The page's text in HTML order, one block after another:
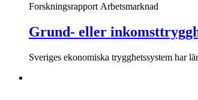
Forskningsrapport Arbetsmarknad
Grund- eller
Sveriges ekonomiska trygghetssystem har